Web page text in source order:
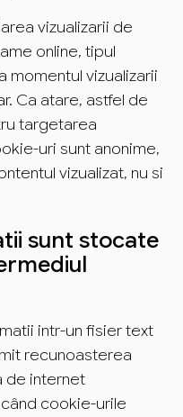
vizualizarii de
online, tipul
momentul vizualizarii
Ca atare, astfel de
targetarea
uri sunt anonime,
vizualizat, nu si
sunt stocate
intr-un fisier text
recunoasterea
de internet
cookie-urile